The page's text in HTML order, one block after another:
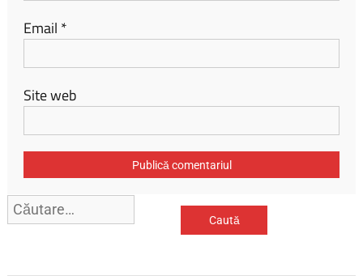
Email *
Site web
Caută
după: